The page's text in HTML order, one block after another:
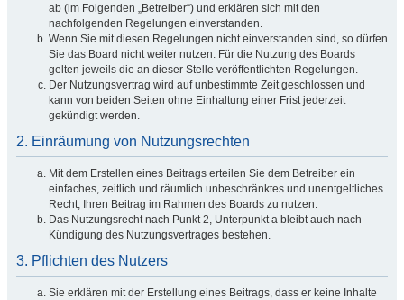
ab (im Folgenden „Betreiber“) und erklären sich mit den
nachfolgenden Regelungen einverstanden.
Wenn Sie mit diesen Regelungen nicht einverstanden sind, so dürfen
Sie das Board nicht weiter nutzen. Für die Nutzung des Boards
gelten jeweils die an dieser Stelle veröffentlichten Regelungen.
Der Nutzungsvertrag wird auf unbestimmte Zeit geschlossen und
kann von beiden Seiten ohne Einhaltung einer Frist jederzeit
gekündigt werden.
2. Einräumung von Nutzungsrechten
Mit dem Erstellen eines Beitrags erteilen Sie dem Betreiber ein
einfaches, zeitlich und räumlich unbeschränktes und unentgeltliches
Recht, Ihren Beitrag im Rahmen des Boards zu nutzen.
Das Nutzungsrecht nach Punkt 2, Unterpunkt a bleibt auch nach
Kündigung des Nutzungsvertrages bestehen.
3. Pflichten des Nutzers
Sie erklären mit der Erstellung eines Beitrags, dass er keine Inhalte